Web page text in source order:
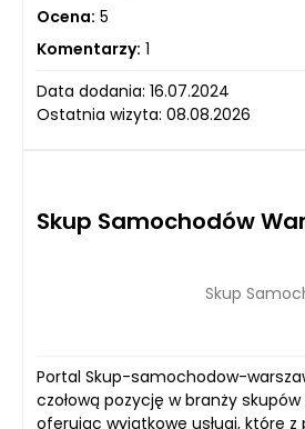
Ocena: 5
Komentarzy: 1
Data dodania: 16.07.2024
Ostatnia wizyta: 08.08.2026
Skup Samochodów
Skup
Portal Skup-samochodow-
czołową pozycję w branży
oferując wyjątkowe usługi, które z